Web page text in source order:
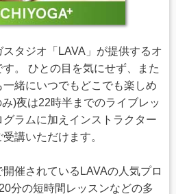
タジオ「LAVA」が提供するオ
。 ひとの目を気にせず、また
緒にいつでもどこでも楽しめ
)夜は22時半までのライブレッ
ラムに加えインストラクター
講いただけます。
催されているLAVAの人気プロ
分の短時間レッスンなどの多